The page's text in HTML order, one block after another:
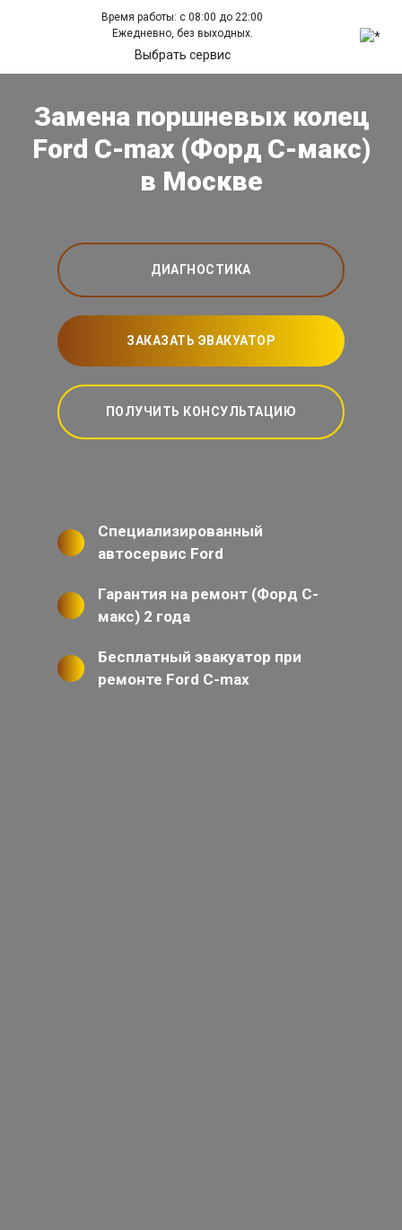
Время работы: с 08:00 до 22:00
Ежедневно, без выходных.
Выбрать сервис
Замена поршневых колец
Ford C-max (Форд С-макс)
в Москве
ДИАГНОСТИКА
ЗАКАЗАТЬ ЭВАКУАТОР
ПОЛУЧИТЬ КОНСУЛЬТАЦИЮ
Специализированный
автосервис Ford
Гарантия на ремонт (Форд С-
макс) 2 года
Бесплатный эвакуатор при
ремонте Ford C-max